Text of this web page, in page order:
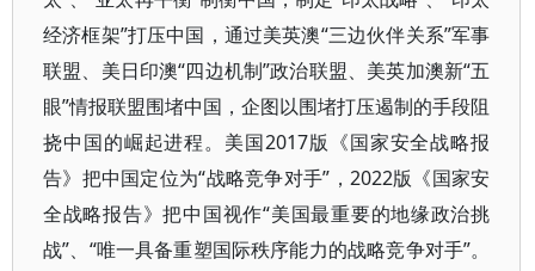
经济框架”打压中国，通过美英澳“三边伙伴关系”军事
联盟、美日印澳“四边机制”政治联盟、美英加澳新“五
眼”情报联盟围堵中国，企图以围堵打压遏制的手段阻
挠中国的崛起进程。美国2017版《国家安全战略报
告》把中国定位为“战略竞争对手”，2022版《国家安
全战略报告》把中国视作“美国最重要的地缘政治挑
战”、“唯一具备重塑国际秩序能力的战略竞争对手”。